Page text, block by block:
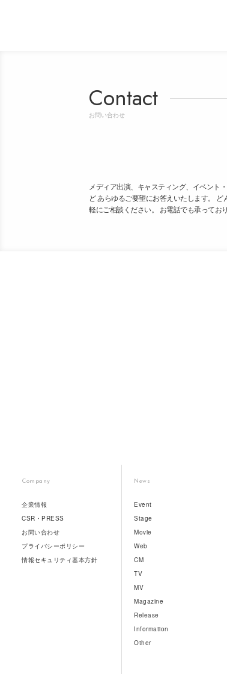
Contact
お問い合わせ
メディア出演、キャスティング、イベント
ど あらゆるご要望にお答えいたします。
軽にご相談ください。 お電話でも承っており
Company
企業情報
CSR・PRESS
お問い合わせ
プライバシーポリシー
情報セキュリティ基本方針
News
Event
Stage
Movie
Web
CM
TV
MV
Magazine
Release
Information
Other